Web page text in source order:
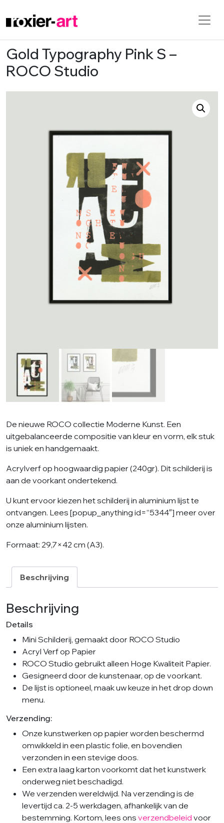
Skip to main content
Gold Typography Pink S –
ROCO Studio
De nieuwe ROCO collectie Moderne Kunst. Een
uitgebalanceerde compositie van kleur en vorm, elk stuk
is uniek en handgemaakt.
Acrylverf op hoogwaardig papier (240gr). Dit schilderij is
aan de voorkant ondertekend.
U kunt ervoor kiezen het schilderij in aluminium lijst te
ontvangen. Lees [popup_anything id=”5344″] meer over
onze aluminium lijsten.
Formaat: 29,7×42 cm (A3).
Beschrijving
Beschrijving
Details
Mini Schilderij, gemaakt door ROCO Studio
Acryl Verf op Papier
ROCO Studio gebruikt alleen Hoge Kwaliteit Papier.
Gesigneerd door de kunstenaar, op de voorkant.
De lijst is optioneel, maak uw keuze in het drop down
menu.
Verzending:
Onze kunstwerken op papier worden beschermd
omwikkeld in een plastic folie, en bovendien
verzonden in een stevige doos.
Een extra laag karton voorkomt dat het kunstwerk
onderweg niet beschadigd.
We verzenden wereldwijd. Na verzending is de
levertijd ca. 2-5 werkdagen, afhankelijk van de
bestemming. Kortom, lees ons verzendbeleid voor